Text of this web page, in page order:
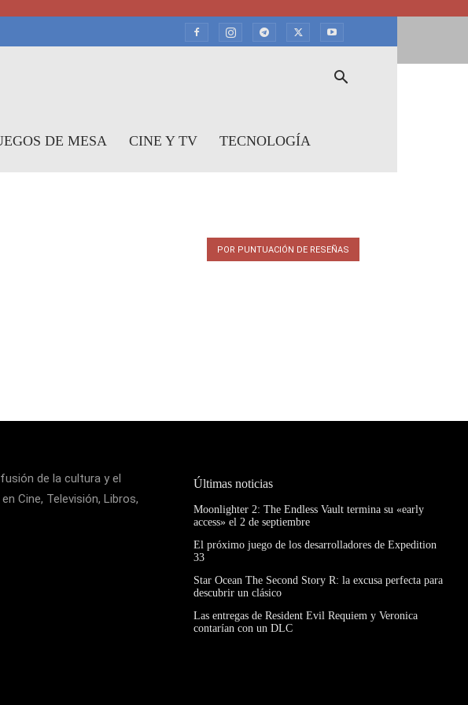
DE MESA CINE Y TV TECNOLOGÍA
POR PUNTUACIÓN DE RESEÑAS
de la cultura y el
Cine, Televisión, Libros,
Últimas noticias
Moonlighter 2: The Endless Vault termina su «early
access» el 2 de septiembre
El próximo juego de los desarrolladores de Expedition
33
Star Ocean The Second Story R: la excusa perfecta para
descubrir un clásico
Las entregas de Resident Evil Requiem y Veronica
contarían con un DLC